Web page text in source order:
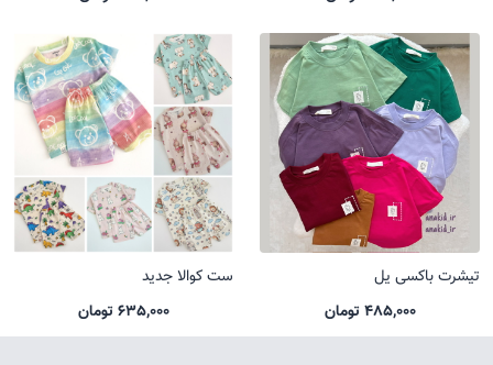
تیشرت باکسی یل
485,000 تومان
ست کوالا جدید
635,000 تومان